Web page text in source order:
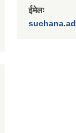
ईमेलः